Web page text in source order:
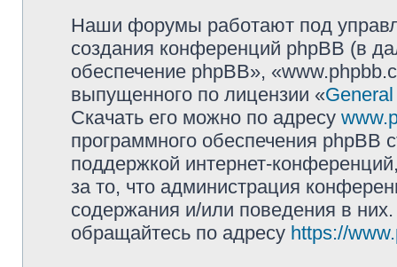
Наши форумы работают под
создания конференций phpBB (в
обеспечение phpBB»,
выпущенного по лицензии «
Скачать его можно по адресу
программного обеспечения phpBB
поддержкой интернет-
за то, что администрация
содержания и/или поведения в
обращайтесь по адресу https://